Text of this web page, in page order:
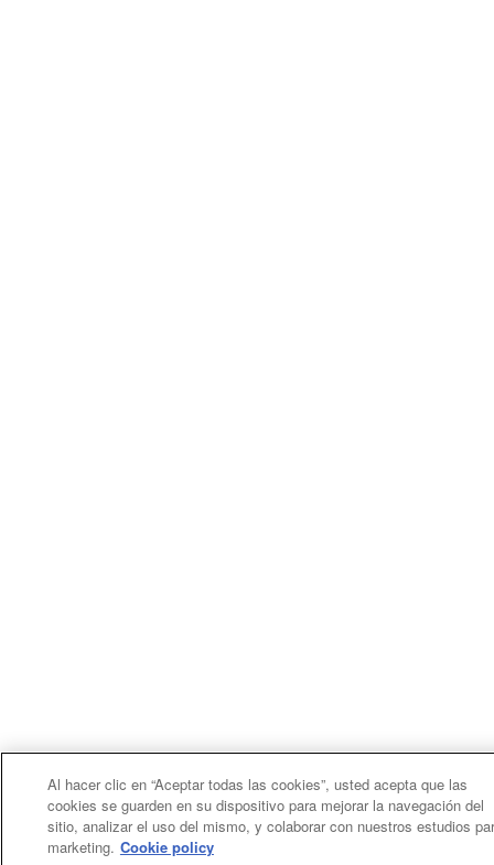
Al hacer clic en “Aceptar todas las cookies”, usted acepta que las
cookies se guarden en su dispositivo para mejorar la navegación del
sitio, analizar el uso del mismo, y colaborar con nuestros estudios
marketing. Cookie policy